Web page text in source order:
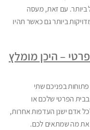
ביותר. עם זאת, מעסה
ביותר גם כאשר תהיו
– היכן מומלץ
פתוחות בפניכם שתי
הפרטי שלכם או
אדם ישנן העדפות אחרות,
את מה שמתאים לכם.